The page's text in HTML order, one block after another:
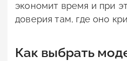
экономит время и при
доверия там, где оно
Как выбрать